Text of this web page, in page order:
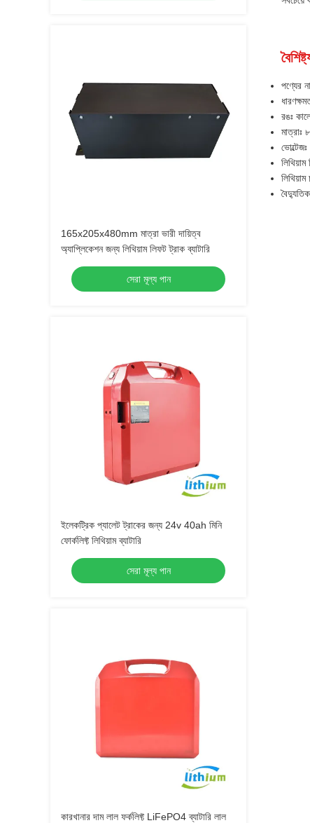
165x205x480mm মাত্রা ভারী দায়িত্ব
অ্যাপ্লিকেশন জন্য লিথিয়াম লিফট ট্রাক ব্যাটারি
সেরা মূল্য পান
ইলেকট্রিক প্যালেট ট্রাকের জন্য 24v 40ah মিনি
ফোর্কলিফ্ট লিথিয়াম ব্যাটারি
সেরা মূল্য পান
কারখানার দাম লাল ফর্কলিফ্ট LiFePO4 ব্যাটারি লাল
পণ্যের
রঙঃ
মাত্রাঃ
লিথিয়াম
লিথিয়াম
বৈদ্যুতিক